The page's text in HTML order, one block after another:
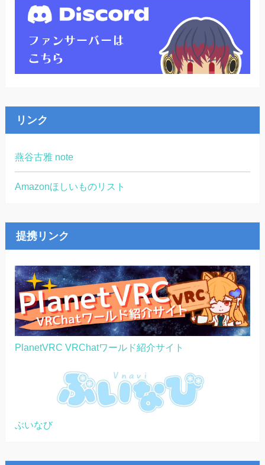
リンク
燕谷古雅 note
Amazonほしいものリスト
提携リンク
PlanetVRC VRChatワールド紹介サイト
ぶいなび